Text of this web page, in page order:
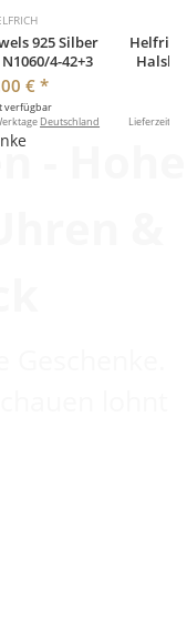
925 Silber
4-42+3
€*
verfügbar
Deutschland
Helfrich
Lieferzeit:
- Hohe